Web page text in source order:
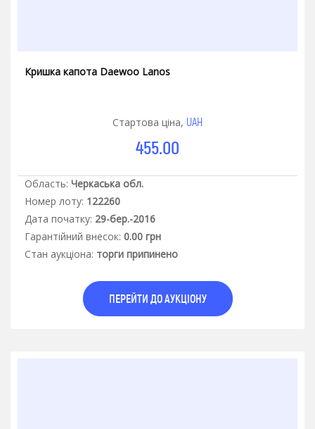
Кришка капота Daewoo Lanos
Стартова ціна, UAH
455.00
Область: Черкаська обл.
Номер лоту: 122260
Дата початку: 29-бер.-2016
Гарантiйний внесок: 0.00 грн
Стан аукцiона: торги припинено
ПЕРЕЙТИ ДО АУКЦІОНУ